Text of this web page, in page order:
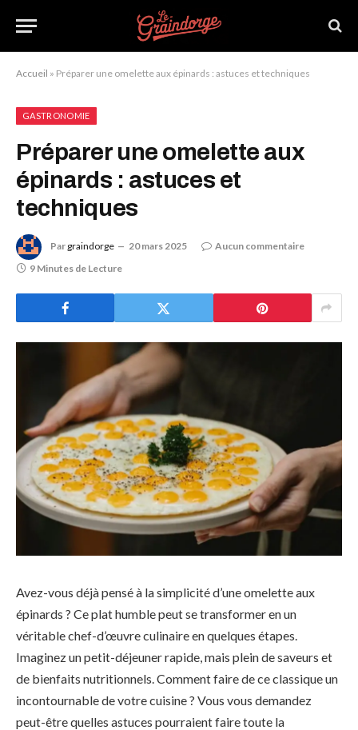
Accueil » Préparer une omelette aux épinards : astuces et techniques
GASTRONOMIE
Préparer une omelette aux
épinards : astuces et
techniques
Par graindorge 20 mars 2025
Aucun commentaire
9 Minutes de Lecture
Avez-vous déjà pensé à la simplicité d’une omelette aux
épinards ? Ce plat humble peut se transformer en un
véritable chef-d’œuvre culinaire en quelques étapes.
Imaginez un petit-déjeuner rapide, mais plein de saveurs et
de bienfaits nutritionnels. Comment faire de ce classique un
incontournable de votre cuisine ? Vous vous demandez
peut-être quelles astuces pourraient faire toute la